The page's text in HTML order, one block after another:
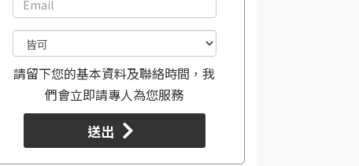
請留下您的基本資料及聯絡時間，我
們會立即請專人為您服務
送出